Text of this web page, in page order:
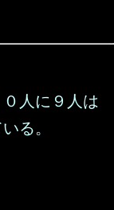
人に９人は
る。